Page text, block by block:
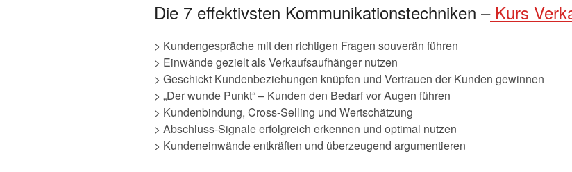
Die 7 effektivsten Kommunikationstechniken –Kurs
> Kundengespräche mit den richtigen Fragen souverän führen
> Einwände gezielt als Verkaufsaufhänger nutzen
> Geschickt Kundenbeziehungen knüpfen und Vertrauen der Kunden gewinnen
> „Der wunde Punkt“ – Kunden den Bedarf vor Augen führen
> Kundenbindung, Cross-Selling und Wertschätzung
> Abschluss-Signale erfolgreich erkennen und optimal nutzen
> Kundeneinwände entkräften und überzeugend argumentieren